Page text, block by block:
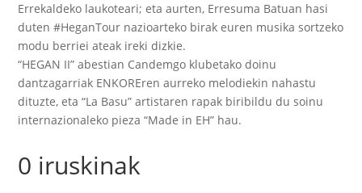
Errekaldeko laukoteari; eta aurten, Erresuma Batuan hasi
duten #HeganTour nazioarteko birak euren musika sortzeko
modu berriei ateak ireki dizkie.
“HEGAN II” abestian Candemgo klubetako doinu
dantzagarriak ENKOREren aurreko melodiekin nahastu
dituzte, eta “La Basu” artistaren rapak biribildu du soinu
internazionaleko pieza “Made in EH” hau.
0 iruskinak